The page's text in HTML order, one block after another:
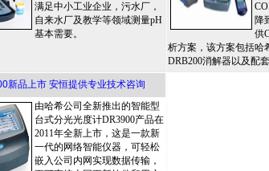
满足中小工业企业，污水厂，
自来水厂及教学等领域测量pH
基本需要。
降
供
析方案，该方案包括哈
DRB200消解器以及配
新品上市 安恒提供专业技术咨询
由哈希公司全新推出的智能型
台式分光光度计DR3900产品在
2011年全新上市，这是一款新
一代的网络智能仪器，可轻松
嵌入公司内网实现数据传输，